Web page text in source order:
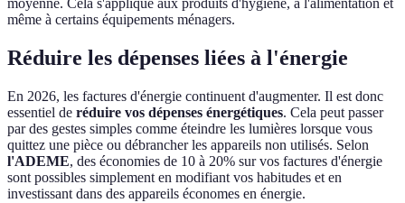
moyenne. Cela s'applique aux produits d'hygiène, à l'alimentation et
même à certains équipements ménagers.
Réduire les dépenses liées à l'énergie
En 2026, les factures d'énergie continuent d'augmenter. Il est donc
essentiel de réduire vos dépenses énergétiques. Cela peut passer
par des gestes simples comme éteindre les lumières lorsque vous
quittez une pièce ou débrancher les appareils non utilisés. Selon
l'ADEME, des économies de 10 à 20% sur vos factures d'énergie
sont possibles simplement en modifiant vos habitudes et en
investissant dans des appareils économes en énergie.